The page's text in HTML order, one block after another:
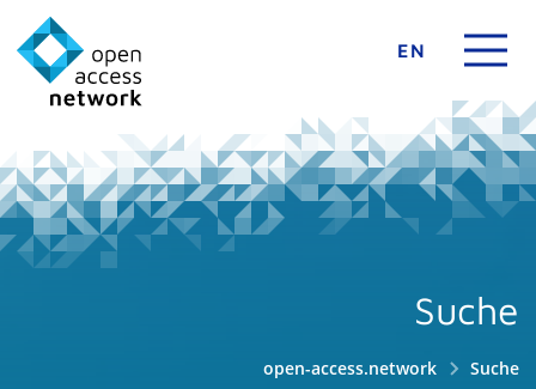
EN
Suche
open-access.network Suche